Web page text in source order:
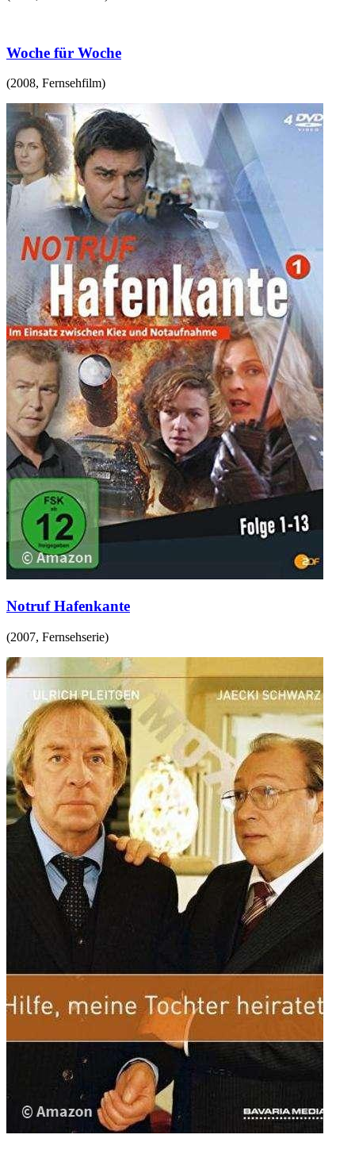
Woche für Woche
(2008, Fernsehfilm)
Notruf Hafenkante
(2007, Fernsehserie)